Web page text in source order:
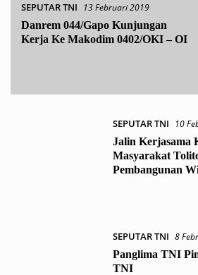
SEPUTAR TNI
13 Februari 2019
Danrem 044/Gapo Kunjungan
Kerja Ke Makodim 0402/OKI – OI
SEPUTAR TNI
10
Jalin Kerjasama
Masyarakat
Pembangunan
SEPUTAR TNI 8
Panglima TNI
TNI